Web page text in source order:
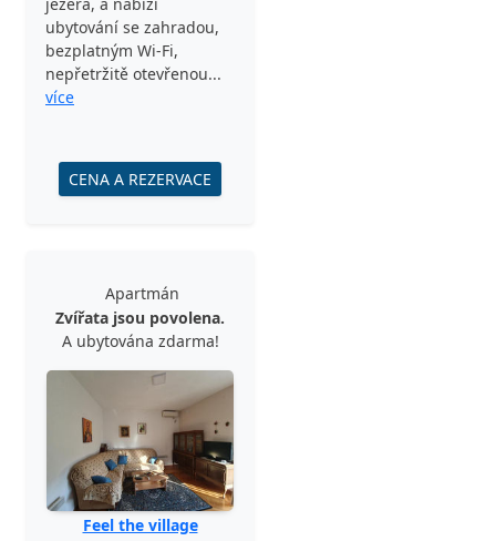
ubytování se zahradou,
bezplatným Wi-Fi,
nepřetržitě otevřenou...
více
CENA A REZERVACE
Apartmán
Zvířata jsou povolena.
A ubytována zdarma!
Feel the village